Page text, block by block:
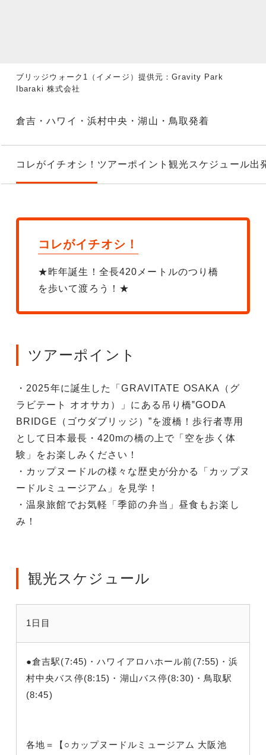
ブリッジウォーク1（イメージ）提供元：Gravity Park
Ibaraki 株式会社
倉吉・ハワイ・浜村中央・湖山・鳥取発着
コレがイチオシ！ ツアーポイント 観光スケジュール出
コレがイチオシ！
★昨年誕生！全長420メートルのつり橋
を歩いて渡ろう！★
ツアーポイント
・2025年に誕生した「GRAVITATE OSAKA（グ
ラビテート オオサカ）」にある吊り橋‟GODA
BRIDGE（ゴウダブリッジ）”を渡橋！歩行者専用
として日本最長・420mの橋の上で「空を歩く体
験」をお楽しみください！
・カップヌードルの様々な歴史が分かる「カップヌ
ードルミュージアム」を見学！
・温泉旅館でお気軽「季節の弁当」昼食もお楽し
み！
観光スケジュール
1日目
●倉吉駅(7:45)・ハワイアロハホール前(7:55)・浜
村中央バス停(8:15)・湖山バス停(8:30)・鳥取駅
(8:45)
各地＝【○カップヌードルミュージアム 大阪池